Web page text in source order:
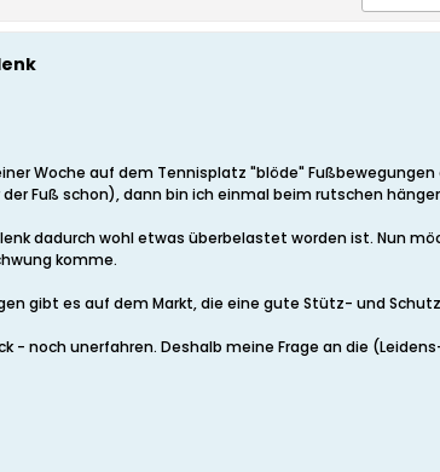
Woche auf dem Tennisplatz "blöde"
Fuß schon), dann bin ich einmal beim rutschen
dadurch wohl etwas überbelastet worden ist. Nun
komme.
gibt es auf dem Markt, die eine gute Stütz- und
- noch unerfahren. Deshalb meine Frage an die